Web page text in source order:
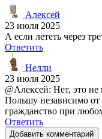
Алексей
23 июля 2025
А если лететь через
Ответить
Нелли
23 июля 2025
@Алексей: Нет, это
Польшу независимо
гражданство при
Ответить
Добавить комментарий